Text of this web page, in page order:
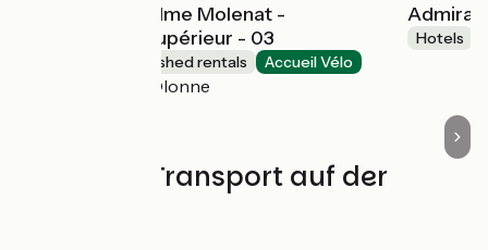
Appartement Mme Molenat -
Appartement supérieur - 03
Lodgings and furnished rentals Accueil Vélo
Les Sables-d'Olonne
Hotels
Züge und Transport auf der